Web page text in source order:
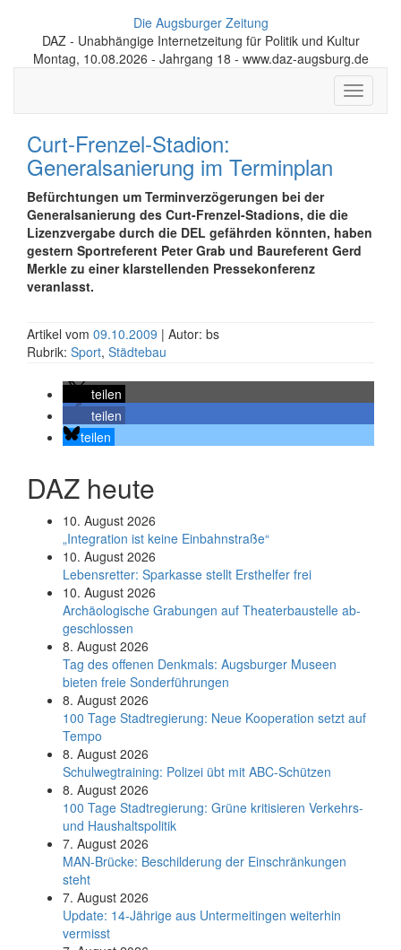
Die Augsburger Zeitung
DAZ - Unabhängige Internetzeitung für Politik und Kultur
Montag, 10.08.2026 - Jahrgang 18 - www.daz-augsburg.de
Toggle
Curt-Frenzel-Stadion:
Generalsanierung im Terminplan
Befürchtungen um Terminverzögerungen bei der
Generalsanierung des Curt-Frenzel-Stadions, die die
Lizenzvergabe durch die DEL gefährden könnten, haben
gestern Sportreferent Peter Grab und Baureferent Gerd
Merkle zu einer klarstellenden Pressekonferenz
veranlasst.
Artikel vom 09.10.2009 | Autor: bs
Rubrik: Sport, Städtebau
teilen
teilen
teilen
DAZ heute
10. August 2026
„Integration ist keine Einbahnstraße“
10. August 2026
Le­bens­ret­ter: Spar­kas­se stellt Erst­hel­fer frei
10. August 2026
Ar­chäo­lo­gi­sche Gra­bun­gen auf Thea­ter­bau­stel­le ab­
ge­schlos­sen
8. August 2026
Tag des offenen Denkmals: Augsburger Museen
bieten freie Sonderführungen
8. August 2026
100 Tage Stadtregierung: Neue Kooperation setzt auf
Tempo
8. August 2026
Schul­weg­trai­ning: Poli­zei übt mit ABC-Schüt­zen
8. August 2026
100 Tage Stadtregierung: Grüne kritisieren Verkehrs-
und Haushaltspolitik
7. August 2026
MAN-Brücke: Beschilderung der Einschränkungen
steht
7. August 2026
Update: 14-Jährige aus Untermeitingen weiterhin
vermisst